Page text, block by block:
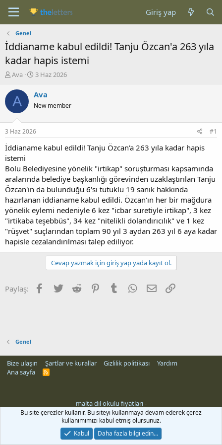
Giriş yap
Genel
İddianame kabul edildi! Tanju Özcan'a 263 yıla
kadar hapis istemi
K
n
b
u
u
b
a
ş
l
a
t
a
n
Ava
B
ş
a
g
ı
ç
r
i
h
i
3 Haz 2026
A Ava
New member
3 Haz 2026 #1
İddianame kabul edildi! Tanju Özcan'a 263 yıla kadar hapis
istemi
Bolu Belediyesine yönelik "irtikap" soruşturması kapsamında
aralarında belediye başkanlığı görevinden uzaklaştırılan Tanju
Özcan'ın da bulunduğu 6'sı tutuklu 19 sanık hakkında
hazırlanan iddianame kabul edildi. Özcan'ın her bir mağdura
yönelik eylemi nedeniyle 6 kez "icbar suretiyle irtikap", 3 kez
"irtikaba teşebbüs", 34 kez "nitelikli dolandırıcılık" ve 1 kez
"rüşvet" suçlarından toplam 90 yıl 3 aydan 263 yıl 6 aya kadar
hapisle cezalandırılması talep ediliyor.
Cevap yazmak için giriş yap yada kayıt ol.
Paylaş: Facebook
Twitter Reddit PinterestTumblr WhatsApp
E-posta
Genel
Bize ulaşın Şartlar ve kurallar Gizlilik politikası
Yardım
Ana sayfa
R
malta dil okulu fiyatları-
Bu site çerezler kullanır. Bu siteyi kullanmaya devam ederek çerez
kullanımımızı kabul etmiş olursunuz.
Kabul
Daha fazla bilgi edin…